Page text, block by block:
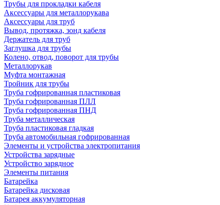
Трубы для прокладки кабеля
Аксессуары для металлорукава
Аксессуары для труб
Вывод, протяжка, зонд кабеля
Держатель для труб
Заглушка для трубы
Колено, отвод, поворот для трубы
Металлорукав
Муфта монтажная
Тройник для трубы
Труба гофрированная пластиковая
Труба гофрированная ПЛЛ
Труба гофрированная ПНД
Труба металлическая
Труба пластиковая гладкая
Труба автомобильная гофрированная
Элементы и устройства электропитания
Устройства зарядные
Устройство зарядное
Элементы питания
Батарейка
Батарейка дисковая
Батарея аккумуляторная